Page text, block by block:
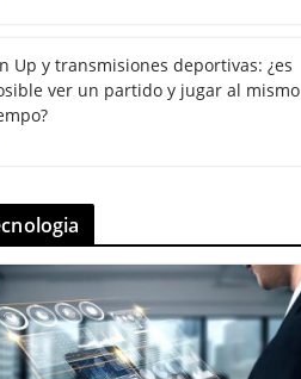
Up y transmisiones deportivas: ¿es
ver un partido y jugar al mismo